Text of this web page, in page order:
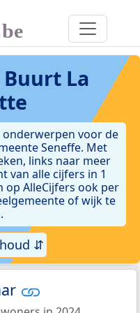
Buurt La
onderwerpen voor de
Seneffe. Met
links naar meer
van alle cijfers in 1
op AlleCijfers ook per
of wijk te
⇵